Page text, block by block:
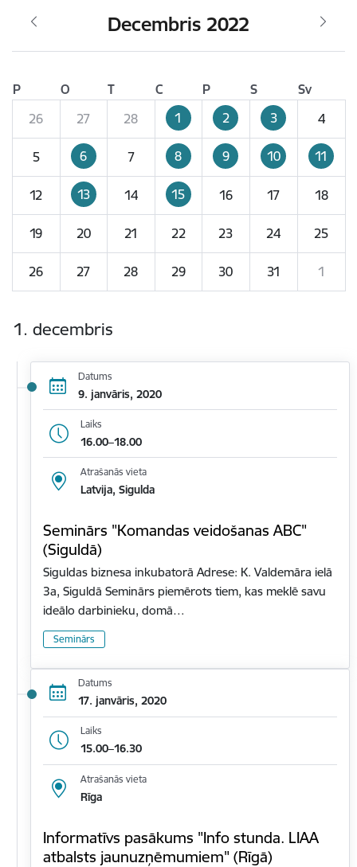
Decembris 2022
P O T C P S
Sv
26
27 28 1 2 3 4
5 6 7 8 9 10 11
12 13 14 15 16 17 18
19 20 21 22 23 24 25
26 27 28 29 30 31 1
1. decembris
Datums
9. janvāris, 2020
Laiks
16.00–18.00
Atrašanās vieta
Latvija, Sigulda
Seminārs "Komandas veidošanas ABC"
(Siguldā)
Siguldas biznesa inkubatorā Adrese: K. Valdemāra ielā
3a, Siguldā Seminārs piemērots tiem, kas meklē savu
ideālo darbinieku, domā…
Seminārs
Datums
17. janvāris, 2020
Laiks
15.00–16.30
Atrašanās vieta
Rīga
Informatīvs pasākums "Info stunda. LIAA
atbalsts jaunuzņēmumiem" (Rīgā)